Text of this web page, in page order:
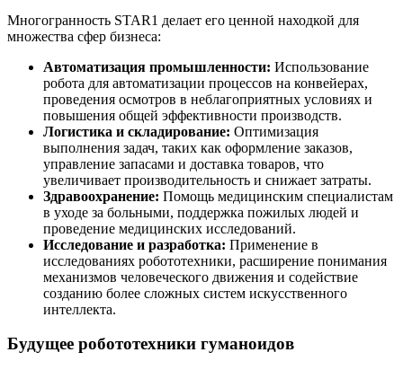
Многогранность STAR1 делает его ценной находкой для
множества сфер бизнеса:
Автоматизация промышленности: Использование
робота для автоматизации процессов на конвейерах,
проведения осмотров в неблагоприятных условиях и
повышения общей эффективности производств.
Логистика и складирование: Оптимизация
выполнения задач, таких как оформление заказов,
управление запасами и доставка товаров, что
увеличивает производительность и снижает затраты.
Здравоохранение: Помощь медицинским специалистам
в уходе за больными, поддержка пожилых людей и
проведение медицинских исследований.
Исследование и разработка: Применение в
исследованиях робототехники, расширение понимания
механизмов человеческого движения и содействие
созданию более сложных систем искусственного
интеллекта.
Будущее робототехники гуманоидов